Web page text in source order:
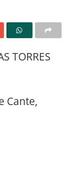
TORRES
Cante,